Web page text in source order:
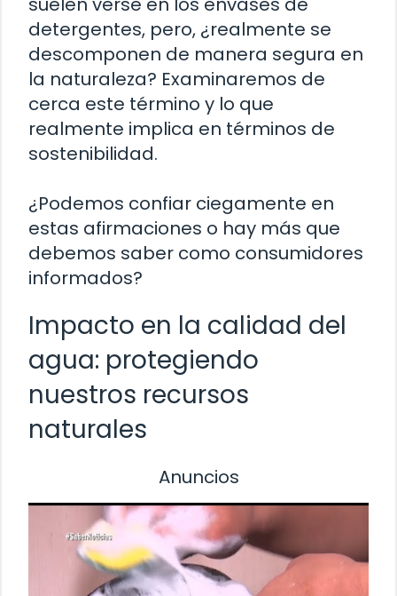
detergentes, pero, ¿realmente se
descomponen de manera segura en
la naturaleza? Examinaremos de
cerca este término y lo que
realmente implica en términos de
sostenibilidad.
¿Podemos confiar ciegamente en
estas afirmaciones o hay más que
debemos saber como consumidores
informados?
Impacto en la calidad del
agua: protegiendo
nuestros recursos
naturales
Anuncios